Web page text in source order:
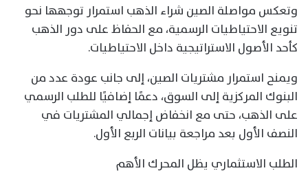
وتعكس مواصلة الصين شراء الذهب استمرار توجهها نحو
تنويع الاحتياطيات الرسمية، مع الحفاظ على دور الذهب
كأحد الأصول الاستراتيجية داخل الاحتياطيات.
ويمنح استمرار مشتريات الصين، إلى جانب عودة عدد من
البنوك المركزية إلى السوق، دعمًا إضافيًا للطلب الرسمي
على الذهب، حتى مع انخفاض إجمالي المشتريات في
النصف الأول بعد مراجعة بيانات الربع الأول.
الطلب الاستثماري يظل المحرك الأهم